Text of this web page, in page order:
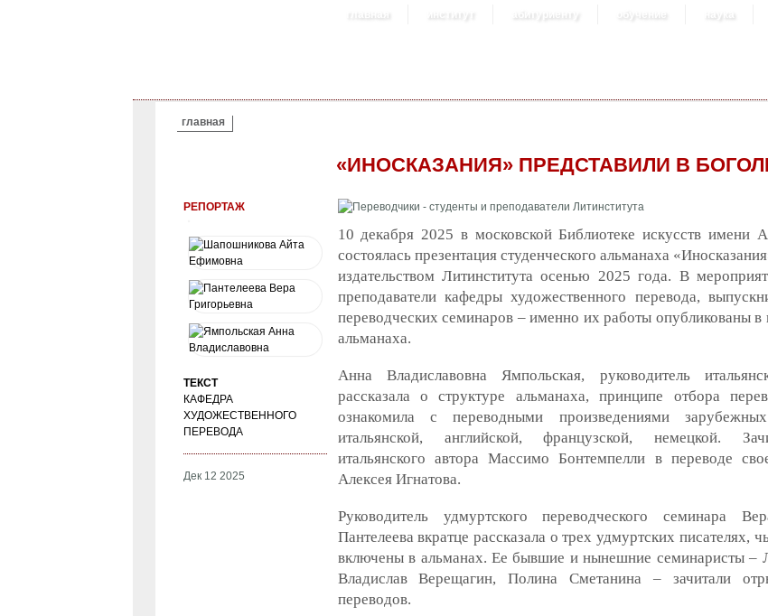
главная институт абитуриенту обучение наука
ВЫ ЗДЕСЬ
главная
«ИНОСКАЗАНИЯ» ПРЕДСТАВИЛИ В
РЕПОРТАЖ
ТЕКСТ
КАФЕДРА
ХУДОЖЕСТВЕННОГО
ПЕРЕВОДА
Дек 12 2025
10 декабря 2025 в московской Библиотеке искусств имени
состоялась презентация студенческого альманаха
издательством Литинститута осенью 2025 года. В
преподаватели кафедры художественного перевода,
переводческих семинаров – именно их работы опубликованы в
альманаха.
Анна Владиславовна Ямпольская, руководитель
рассказала о структуре альманаха, принципе отбора
ознакомила с переводными произведениями
итальянской, английской, французской, немецкой.
итальянского автора Массимо Бонтемпелли в переводе
Алексея Игнатова.
Руководитель удмуртского переводческого семинара
Пантелеева вкратце рассказала о трех удмуртских писателях,
включены в альманах. Ее бывшие и нынешние семинаристы –
Владислав Верещагин, Полина Сметанина – зачитали
переводов.